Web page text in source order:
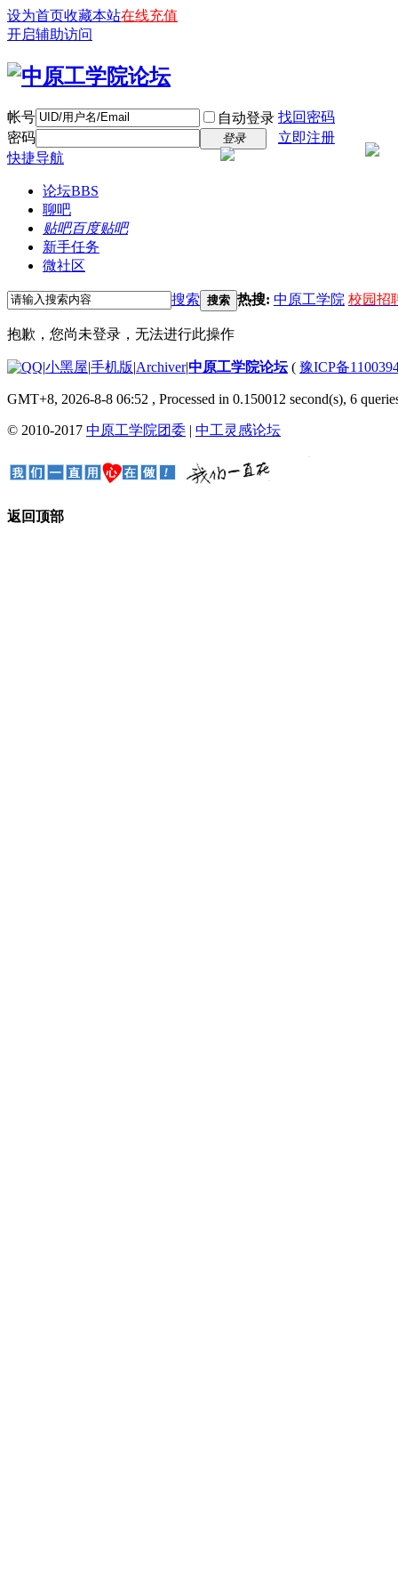
设为首页收藏本站在线充值
开启辅助访问
帐号 自动登录 找回密码
密码
登录
立即注册
快捷导航
论坛BBS
聊吧
贴吧百度贴吧
新手任务
微社区
搜索 搜索 热搜: 中原工学院 校园招
抱歉，您尚未登录，无法进行此操作
|小黑屋|手机版|Archiver|中原工学院论坛( 豫ICP备
GMT+8, 2026-8-8 06:52 , Processed in 0.150012 second(s), 6
© 2010-2017 中原工学院团委 | 中工灵感论坛
返回顶部